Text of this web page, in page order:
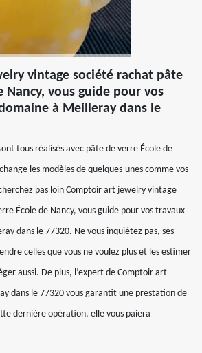
vintage société rachat pâte
Nancy, vous guide pour vos
à Meilleray dans le
tous réalisés avec pâte de verre École de
les modèles de quelques-unes comme vos
pas loin Comptoir art jewelry vintage
École de Nancy, vous guide pour vos travaux
dans le 77320. Ne vous inquiétez pas, ses
celles que vous ne voulez plus et les estimer
aussi. De plus, l’expert de Comptoir art
dans le 77320 vous garantit une prestation de
dernière opération, elle vous paiera